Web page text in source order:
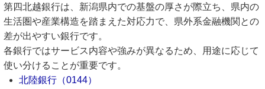
第四北越銀行は、新潟県内での基盤の厚さが際立ち、県内の
生活圏や産業構造を踏まえた対応力で、県外系金融機関との
差が出やすい銀行です。
各銀行ではサービス内容や強みが異なるため、用途に応じて
使い分けることが重要です。
北陸銀行（0144）